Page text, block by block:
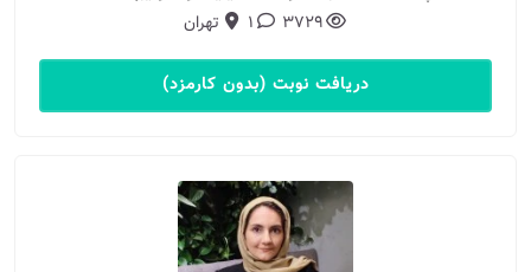
3729
1 تهران
دریافت نوبت (بدون کارمزد)